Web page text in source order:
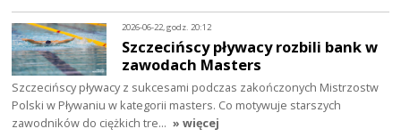
2026-06-22, godz. 20:12
Szczecińscy pływacy rozbili bank w
zawodach Masters
Szczecińscy pływacy z sukcesami podczas zakończonych Mistrzostw
Polski w Pływaniu w kategorii masters. Co motywuje starszych
zawodników do ciężkich tre… » więcej